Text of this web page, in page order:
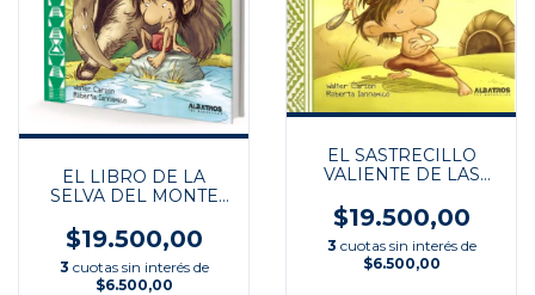
EL LIBRO DE LA
SELVA DEL MONTE
$19.500,00
3 cuotas sin interés de
$6.500,00
EL SASTRECILLO
VALIENTE DE LAS
$19.500,00
3 cuotas sin interés de
$6.500,00